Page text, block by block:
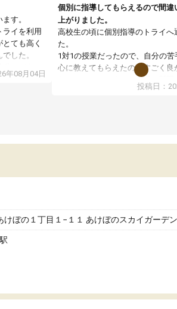
す。
イを利用
ても高く
した。
がどうし
た形です。
なと感じ
年08月04日
個別に指導してもらえるので間違
上がりました。
高校生の頃に個別指導のトライへ
た。
1対1の授業だったので、自分の苦
心に教えてもらえたのがすごく良
わからないところもその場で質問
解できるまで丁寧に説明しても
な人には特におすすめできる塾だ
投稿日：
けぼの１丁目１−１１ あけぼのスカイガーデ